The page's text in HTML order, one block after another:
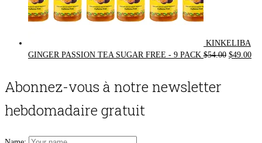
KINKELIBA
GINGER PASSION TEA SUGAR FREE - 9 PACK $54.00 Original
$49.00
Abonnez-vous à notre newsletter
hebdomadaire gratuit